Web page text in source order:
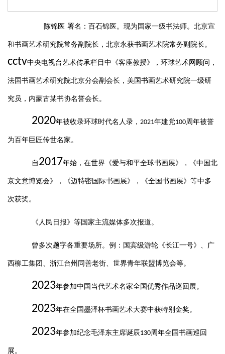
陈锦医 署名：百石锦医。现为国家一级书法师。北京宣
和书画艺术研究院常务副院长，北京永获书画艺术院常务副院长。
cctv中央电视台艺术传承栏目中《客座教授》，环球艺术网顾问，
法国书画艺术研究院北京分会副会长，美国书画艺术研究院一级研
究员，内蒙古某书协名誉会长。
2020年被收录环球时代名人录， 2021年建党100周年被誉
为百年巨匠传世名家。
自 2017年始，在世界《爱与和平全球书画展》，《中国北
京文意博览会》，《迈特密国际书画展》，《全国书画展》等中多
次获奖。
《人民日报》等国家主流媒体多次报道。
曾多次题字各重要场所。例：国宾级游轮《长江一号》、广
西柳工集团、浙江台州同善老街、世界青年联盟博览会等。
2023年参加中国当代艺术名家全国优秀作品巡回展。
2023年在全国墨泽杯书画艺术大赛中获特别金奖。
2023年参加纪念毛泽东主席诞辰130周年全国书画巡回
展。